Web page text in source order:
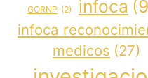
GORNP (2) infoca
infoca
medicos (27)